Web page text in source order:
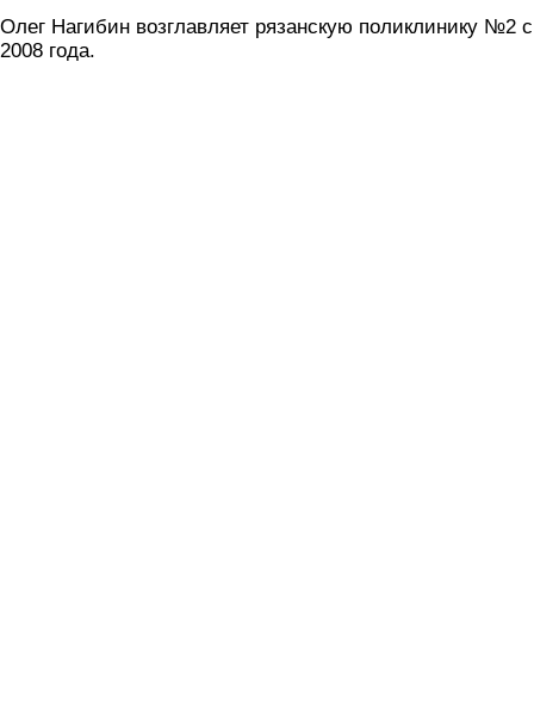
Олег Нагибин возглавляет рязанскую поликлинику №2 с
2008 года.